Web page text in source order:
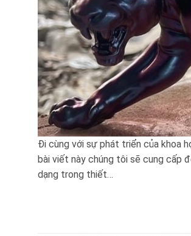
Đi cùng với sự phát triển của khoa
bài viết này chúng tôi sẽ cung cấp
dạng trong thiết…